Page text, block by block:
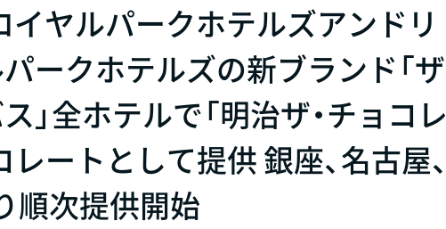
ヤルパークホテルズアンドリ
ークホテルズの新ブランド「ザ
全ホテルで「明治ザ・チョコレ
ートとして提供 銀座、名古屋、
順次提供開始